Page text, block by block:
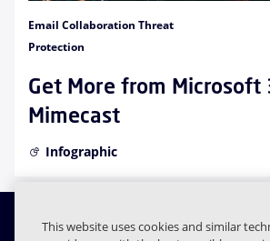
Email Collaboration Threat
Protection
Get More from
Mimecast
Infographic
This website uses cookies and similar